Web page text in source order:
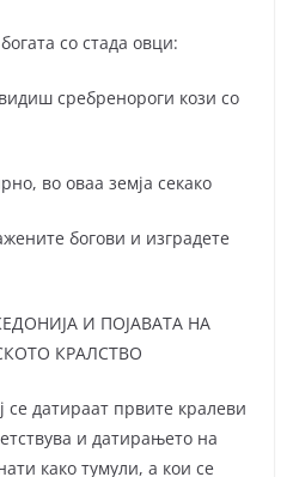
со стада овци:
сребренороги кози со
во оваа земја секако
богови и изградете
И ПОЈАВАТА НА
КРАЛСТВО
датираат првите кралеви
и датирањето на
како тумули, а кои се